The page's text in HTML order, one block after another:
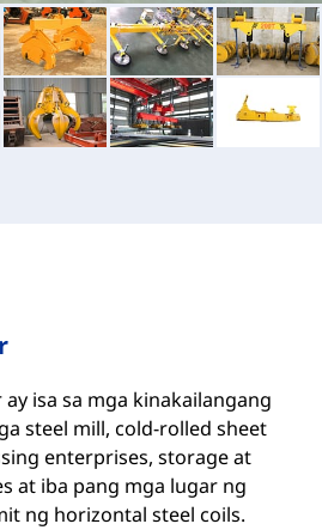
isa sa mga kinakailangang
steel mill, cold-rolled sheet
enterprises, storage at
at iba pang mga lugar ng
ng horizontal steel coils.